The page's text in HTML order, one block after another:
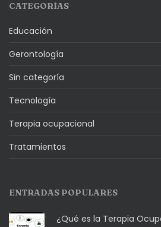
CATEGORÍAS
Educación
Gerontología
Sin categoría
Tecnología
Terapia ocupacional
Tratamientos
ENTRADAS POPULARES
¿Qué es la Terapia